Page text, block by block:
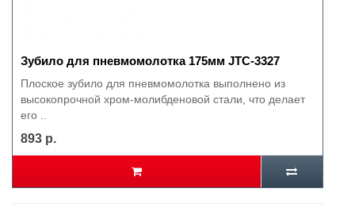
Зубило для пневмомолотка 175мм JTC-3327
Плоское зубило для пневмомолотка выполнено из
высокопрочной хром-молибденовой стали, что делает
его ..
893 р.